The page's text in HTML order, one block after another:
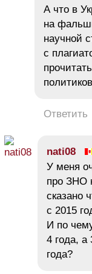
А что в
на
научной
с
Ответить
nati08
У меня
про ЗНО
сказано
с 2015
И по
4 года, а
года?